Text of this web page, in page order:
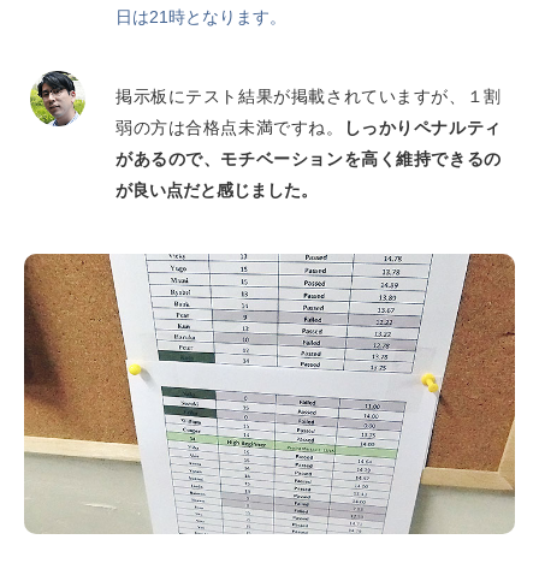
日は21時となります。
掲示板にテスト結果が掲載されていますが、１割
弱の方は合格点未満ですね。
しっかりペナルティ
があるので、モチベーションを高く維持できるの
が良い点だと感じました。